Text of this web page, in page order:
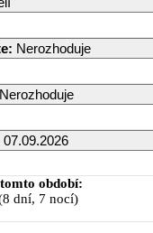
: Nerozhoduje
Nerozhoduje
07.09.2026
období:
dní, 7 nocí)